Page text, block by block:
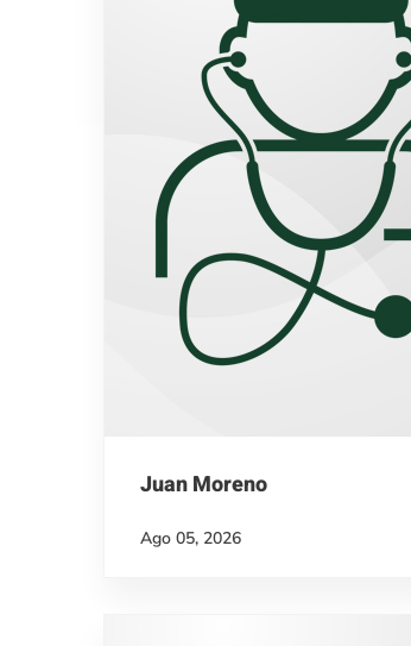
Juan Moreno
Ago 05, 2026